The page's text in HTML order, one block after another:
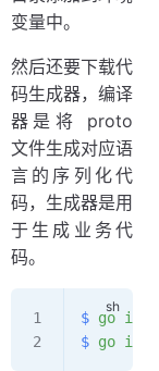
变量中。
然后还要下载代
码生成器，编译
器是将 proto
文件生成对应语
言的序列化代
码，生成器是用
于生成业务代
码。
$ go
$ go